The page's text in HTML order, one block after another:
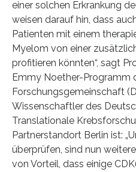
einer solchen Erkrankung
weisen darauf hin, dass
Patienten mit einem
Myelom von einer
profitieren könnten“, sagt
Emmy Noether-Programm
Forschungsgemeinschaft
Wissenschaftler des
Translationale
Partnerstandort Berlin ist:
überprüfen, sind nun
von Vorteil, dass einige